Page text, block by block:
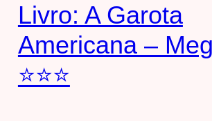
Livro: A Garota
Americana –
⭐⭐⭐